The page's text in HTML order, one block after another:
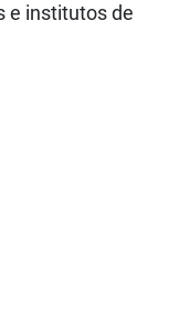
e institutos de